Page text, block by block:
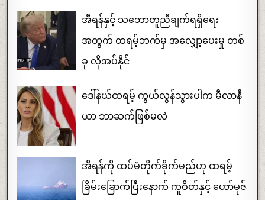
အီရန်နှင့် သဘောတူညီချက်ရရှိရေး
အတွက် ထရမ့်ဘက်မှ အလျှော့ပေးမှု တစ်
ခု လိုအပ်နိုင်
ဒေါ်နယ်ထရမ့် ကွယ်လွန်သွားပါက မီလာနီ
ယာ ဘာဆက်ဖြစ်မလဲ
အီရန်ကို ထပ်မံတိုက်ခိုက်မည်ဟု ထရမ့်
ခြိမ်းခြောက်ပြီးနောက် ကူဝိတ်နှင့် ဟော်မုဇ်